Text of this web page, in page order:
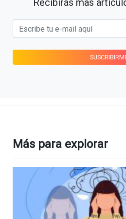
Recibirás más
Más para explorar